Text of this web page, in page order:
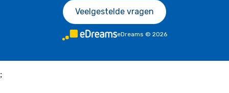
Veelgestelde vragen
eDreams © 2026
;